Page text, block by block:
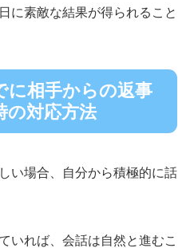
に素敵な結果が得られること
に相手からの返事
の対応方法
い場合、自分から積極的に話
いれば、会話は自然と進むこ